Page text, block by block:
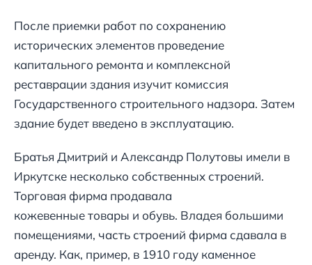
После приемки работ по сохранению
исторических элементов проведение
капитального ремонта и комплексной
реставрации здания изучит комиссия
Государственного строительного надзора. Затем
здание будет введено в эксплуатацию.
Братья Дмитрий и Александр Полутовы имели в
Иркутске несколько собственных строений.
Торговая фирма продавала
кожевенные товары и обувь. Владея большими
помещениями, часть строений фирма сдавала в
аренду. Как, пример, в 1910 году каменное